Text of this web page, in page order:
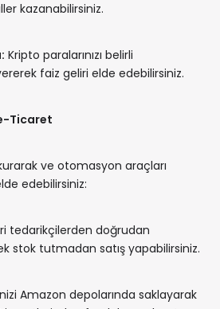
kazanabilirsiniz.
Kripto paralarınızı belirli
faiz geliri elde edebilirsiniz.
Ticaret
ve otomasyon araçları
edebilirsiniz:
tedarikçilerden doğrudan
stok tutmadan satış yapabilirsiniz.
Amazon depolarında saklayarak